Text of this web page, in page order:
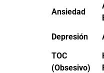
Ansiedad
Depresión
TOC
(Obsesivo)